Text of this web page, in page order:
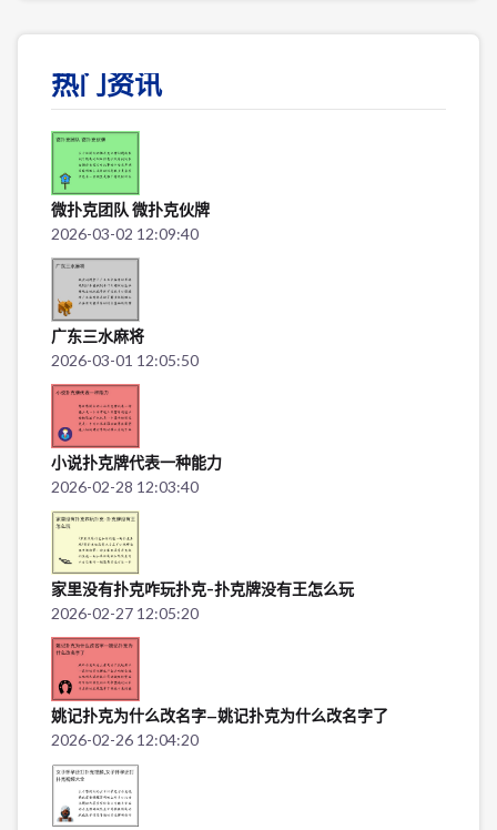
热门资讯
微扑克团队 微扑克伙牌
2026-03-02 12:09:40
广东三水麻将
2026-03-01 12:05:50
小说扑克牌代表一种能力
2026-02-28 12:03:40
家里没有扑克咋玩扑克-扑克牌没有王怎么玩
2026-02-27 12:05:20
姚记扑克为什么改名字—姚记扑克为什么改名字了
2026-02-26 12:04:20